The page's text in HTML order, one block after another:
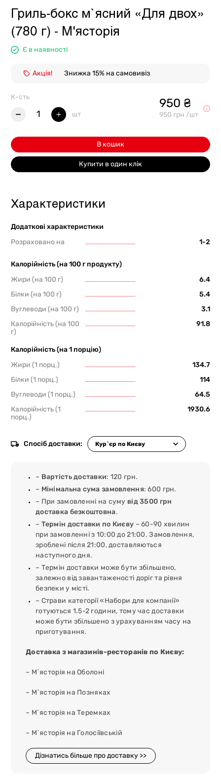
Гриль-бокс м`ясний «Для двох»
(780 г) - М'ясторія
Є в наявності
Акція! Знижка 15% на самовивіз
К-сть
1 шт
950 ₴
950 грн /шт
В кошик
Купити в один клік
Характеристики
Додаткові характеристики
Розраховано на
1-2
Калорійність (на 100 г продукту)
Жири (на 100 г)
6.4
Білки (на 100 г)
5.4
Вуглеводи (на 100 г)
3.1
Калорійність (на 100
г)
91.8
Калорійність (на 1 порцію)
Жири (1 порц.)
134.7
Білки (1 порц.)
114
Вуглеводи (1 порц.)
64.5
Калорійність (1
порц.)
1930.6
Спосіб доставки:
– Вартість доставки: 120 грн.
– Мінімальна сума замовлення: 600 грн.
– При замовленні на суму від 3500 грн
доставка безкоштовна.
– Термін доставки по Києву – 60-90 хвилин
при замовленні з 10:00 до 21:00. Замовлення,
зроблені після 21:00, доставляються
наступного дня.
– Термін доставки може бути збільшено,
залежно від завантаженості доріг та рівня
безпеки у місті.
– Страви категорії «Набори для компанії»
готуються 1.5-2 години, тому час доставки
може бути збільшено з урахуванням часу на
приготування.
Доставка з магазинів-ресторанів по Києву:
– М`ясторія на Оболоні
– М`ясторія на Позняках
– М`ясторія на Теремках
– М`ясторія на Голосіївській
Дізнатись більше про доставку >>